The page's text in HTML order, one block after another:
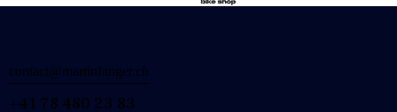
contact@martinfanger.ch
+41 78 480 23 83